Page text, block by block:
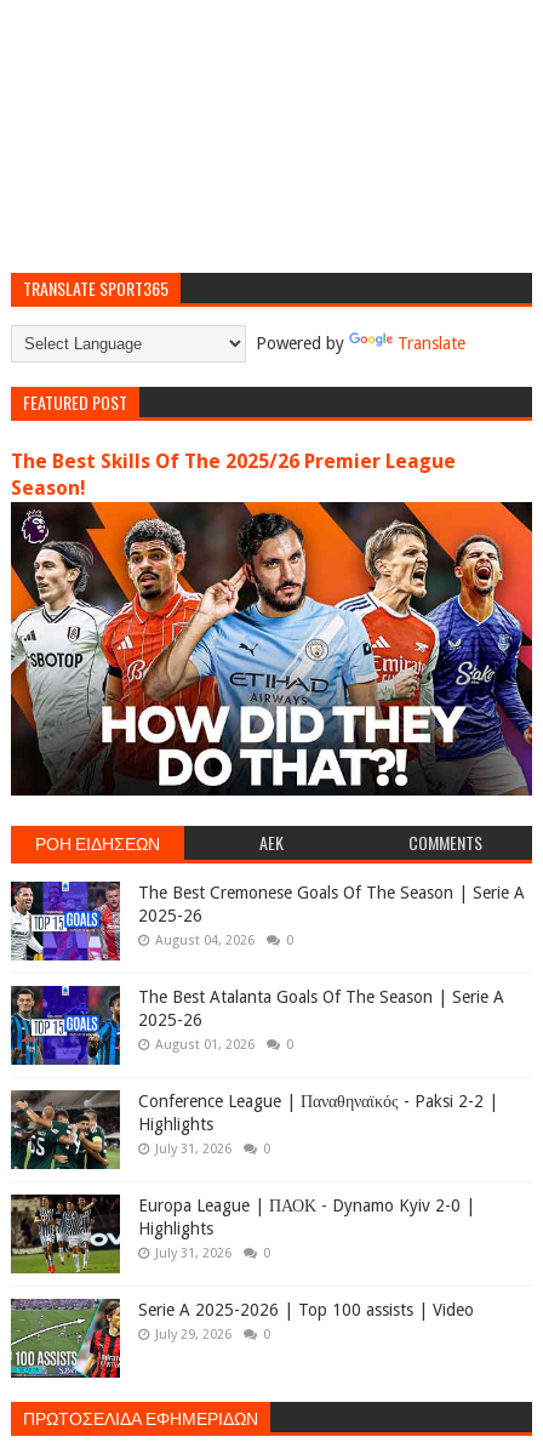
TRANSLATE SPORT365
Powered by Translate
FEATURED POST
The Best Skills Of The 2025/26 Premier League
Season!
ΡΟΗ ΕΙΔΗΣΕΩΝ AEK COMMENTS
The Best Cremonese Goals Of The Season | Serie A
2025-26
August 04, 2026 0
The Best Atalanta Goals Of The Season | Serie A
2025-26
August 01, 2026 0
Conference League | Παναθηναϊκός - Paksi 2-2 |
Highlights
July 31, 2026 0
Europa League | ΠΑΟΚ - Dynamo Kyiv 2-0 |
Highlights
July 31, 2026 0
Serie A 2025-2026 | Top 100 assists | Video
July 29, 2026 0
ΠΡΩΤΟΣΕΛΙΔΑ ΕΦΗΜΕΡΙΔΩΝ